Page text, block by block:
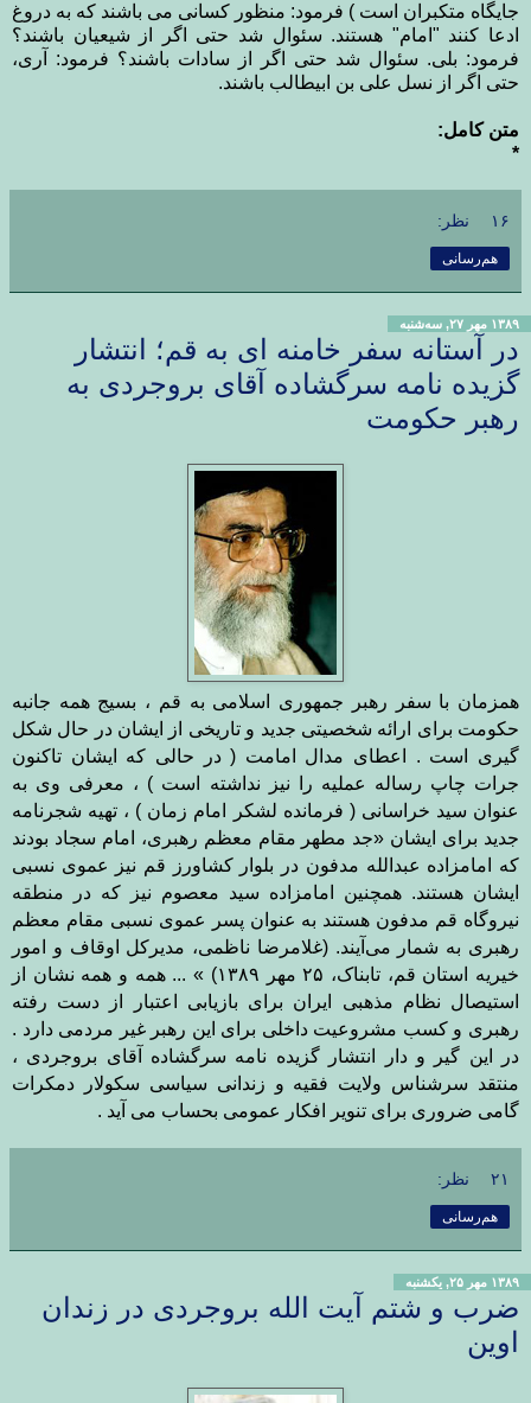
جایگاه متکبران است ) فرمود: منظور کسانی می باشند که به دروغ
ادعا کنند "امام" هستند. سئوال شد حتی اگر از شیعیان باشند؟
فرمود: بلی. سئوال شد حتی اگر از سادات باشند؟ فرمود: آری،
حتی اگر از نسل علی بن ابیطالب باشند.
متن کامل:
*
۱۶ نظر:
هم‌رسانی
۱۳۸۹ مهر ۲۷, سه‌شنبه
در آستانه سفر خامنه ای به قم؛ انتشار
گزیده نامه سرگشاده آقای بروجردی به
رهبر حکومت
همزمان با سفر رهبر جمهوری اسلامی به قم ، بسیج همه جانبه
حکومت برای ارائه شخصیتی جدید و تاریخی از ایشان در حال شکل
گیری است . اعطای مدال امامت ( در حالی که ایشان تاکنون
جرات چاپ رساله عملیه را نیز نداشته است ) ، معرفی وی به
عنوان سید خراسانی ( فرمانده لشکر امام زمان ) ، تهیه شجرنامه
جدید برای ایشان «جد مطهر مقام معظم رهبری، امام سجاد بودند
که امامزاده عبدالله مدفون در بلوار کشاورز قم نيز عموی نسبی
ايشان هستند. همچنين امامزاده سيد معصوم نيز که در منطقه
نيروگاه قم مدفون هستند به عنوان پسر عموی نسبی مقام معظم
رهبری به شمار می‌آيند. (غلامرضا ناظمی، مديرکل اوقاف و امور
خيريه استان قم، تابناک، ۲۵مهر ۱۳۸۹) » ... همه و همه نشان از
استیصال نظام مذهبی ایران برای بازیابی اعتبار از دست رفته
رهبری و کسب مشروعیت داخلی برای این رهبر غیر مردمی دارد .
در این گیر و دار انتشار گزیده نامه سرگشاده آقای بروجردی ،
منتقد سرشناس ولایت فقیه و زندانی سیاسی سکولار دمکرات
گامی ضروری برای تنویر افکار عمومی بحساب می آید .
۲۱ نظر:
هم‌رسانی
۱۳۸۹ مهر ۲۵, یکشنبه
ضرب و شتم آیت الله بروجردی در زندان
اوین